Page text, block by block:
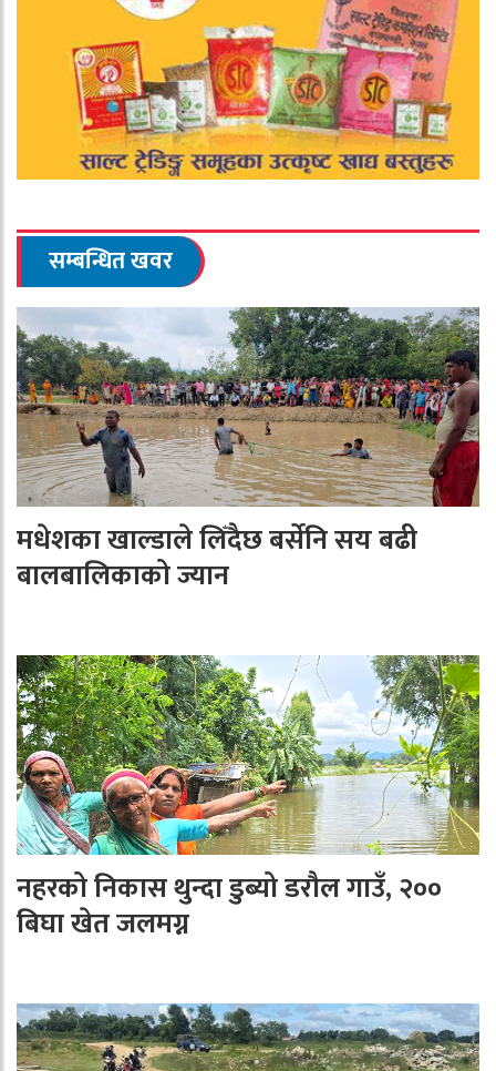
सम्बन्धित खवर
मधेशका खाल्डाले लिँदैछ बर्सेनि सय बढी
बालबालिकाको ज्यान
नहरको निकास थुन्दा डुब्यो डरौल गाउँ, २००
बिघा खेत जलमग्न